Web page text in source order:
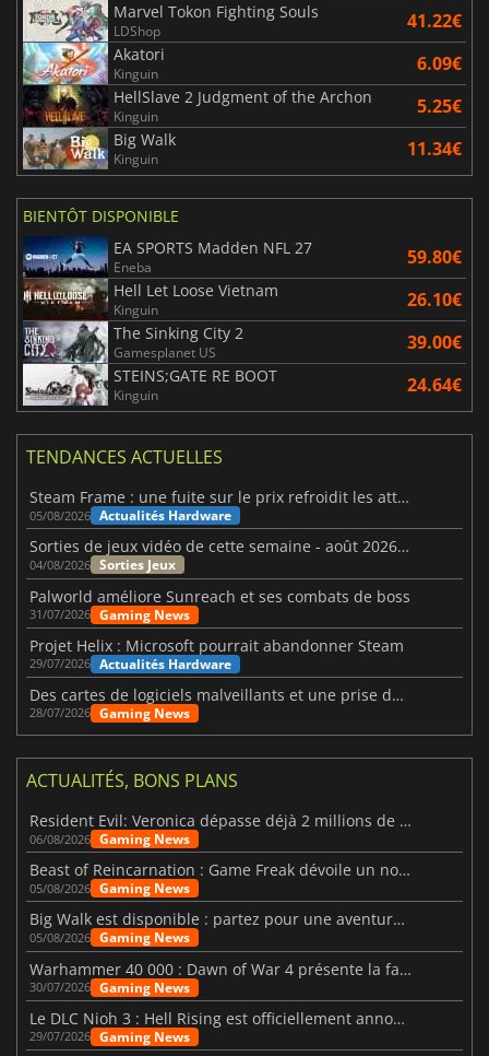
Marvel Tokon Fighting Souls
LDShop 41.22€
Akatori
Kinguin 6.09€
HellSlave 2 Judgment of the Archon
Kinguin 5.25€
Big Walk
Kinguin 11.34€
BIENTÔT DISPONIBLE
EA SPORTS Madden NFL 27
Eneba 59.80€
Hell Let Loose Vietnam
Kinguin 26.10€
The Sinking City 2
Gamesplanet US 39.00€
STEINS;GATE RE BOOT
Kinguin 24.64€
TENDANCES ACTUELLES
Steam Frame : une fuite sur le prix refroidit les attentes VR
05/08/2026 Actualités Hardware
Sorties de jeux vidéo de cette semaine - août 2026 (semaine 32)
04/08/2026 Sorties Jeux
Palworld améliore Sunreach et ses combats de boss
31/07/2026 Gaming News
Projet Helix : Microsoft pourrait abandonner Steam
29/07/2026 Actualités Hardware
Des cartes de logiciels malveillants et une prise de contrôle de Discord ont touché Meccha Chameleon
28/07/2026 Gaming News
ACTUALITÉS, BONS PLANS
Resident Evil: Veronica dépasse déjà 2 millions de wishlists
06/08/2026 Gaming News
Beast of Reincarnation : Game Freak dévoile un nouveau pari
05/08/2026 Gaming News
Big Walk est disponible : partez pour une aventure entre amis
05/08/2026 Gaming News
Warhammer 40 000 : Dawn of War 4 présente la faction des Nécrons
30/07/2026 Gaming News
Le DLC Nioh 3 : Hell Rising est officiellement annoncé
29/07/2026 Gaming News